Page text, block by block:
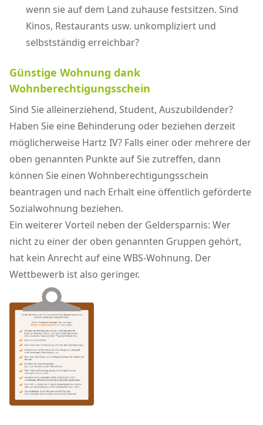
wenn sie auf dem Land zuhause festsitzen. Sind
Kinos, Restaurants usw. unkompliziert und
selbstständig erreichbar?
Günstige Wohnung dank
Wohnberechtigungsschein
Sind Sie alleinerziehend, Student, Auszubildender?
Haben Sie eine Behinderung oder beziehen derzeit
möglicherweise Hartz IV? Falls einer oder mehrere der
oben genannten Punkte auf Sie zutreffen, dann
können Sie einen Wohnberechtigungsschein
beantragen und nach Erhalt eine öffentlich geförderte
Sozialwohnung beziehen.
Ein weiterer Vorteil neben der Geldersparnis: Wer
nicht zu einer der oben genannten Gruppen gehört,
hat kein Anrecht auf eine WBS-Wohnung. Der
Wettbewerb ist also geringer.